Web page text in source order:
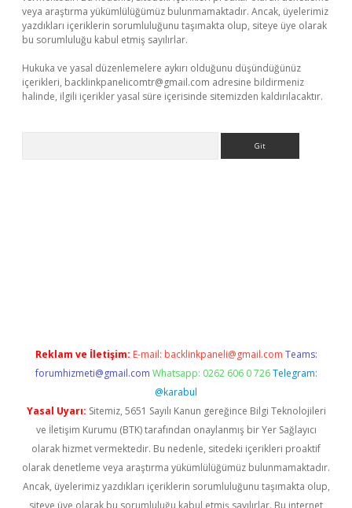
veya araştırma yükümlülüğümüz bulunmamaktadır. Ancak, üyelerimiz
yazdıkları içeriklerin sorumluluğunu taşımakta olup, siteye üye olarak
bu sorumluluğu kabul etmiş sayılırlar.
Hukuka ve yasal düzenlemelere aykırı olduğunu düşündüğünüz
içerikleri, backlinkpanelicomtr@gmail.com adresine bildirmeniz
halinde, ilgili içerikler yasal süre içerisinde sitemizden kaldırılacaktır.
Reklam ve İletişim: E-mail: backlinkpaneli@gmail.com Teams:
forumhizmeti@gmail.com Whatsapp: 0262 606 0 726 Telegram:
@karabul
Yasal Uyarı: Sitemiz, 5651 Sayılı Kanun gereğince Bilgi Teknolojileri
ve İletişim Kurumu (BTK) tarafından onaylanmış bir Yer Sağlayıcı
olarak hizmet vermektedir. Bu nedenle, sitedeki içerikleri proaktif
olarak denetleme veya araştırma yükümlülüğümüz bulunmamaktadır.
Ancak, üyelerimiz yazdıkları içeriklerin sorumluluğunu taşımakta olup,
siteye üye olarak bu sorumluluğu kabul etmiş sayılırlar. Bu internet